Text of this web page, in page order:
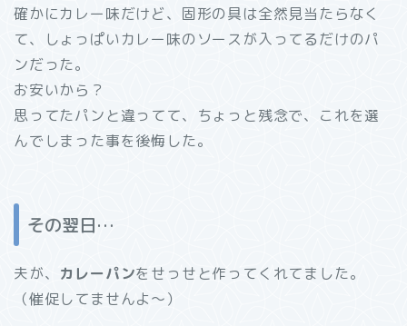
確かにカレー味だけど、固形の具は全然見当たらなく
て、しょっぱいカレー味のソースが入ってるだけのパ
ンだった。
お安いから？
思ってたパンと違ってて、ちょっと残念で、これを選
んでしまった事を後悔した。
その翌日…
夫が、 カレーパンをせっせと作ってくれてました。
（催促してませんよ～）